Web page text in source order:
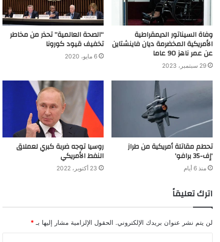
الصحة بوضع معايير وإجراءات لتتبع الوباء في تركيا.
استقالات بوزارة الصحة التركية
وفاة السيناتور الديمقراطية
الأمريكية المخضرمة ديان فاينشتاين
عن عمر ناهز 90 عاما
29 سبتمبر، 2023
“الصحة العالمية” تحذر من مخاطر
تخفيف قيود كورونا
6 مايو، 2020
تحطم مقاتلة أمريكية من طراز
‘إف-35 برافو’
منذ 6 أيام
روسيا توجه ضربة كبري لعملاق
النفط الأمريكي
23 أكتوبر، 2022
اترك تعليقاً
لن يتم نشر عنوان بريدك الإلكتروني. الحقول الإلزامية مشار إليها بـ *